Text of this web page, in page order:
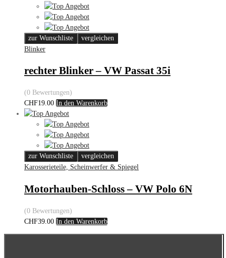
zur Wunschliste
vergleichen
Blinker
rechter Blinker – VW Passat 35i
(0 Bewertungen)
CHF19.00 In den Warenkorb
zur Wunschliste
vergleichen
Karosserieteile, Scheinwerfer & Spiegel
Motorhauben-Schloss – VW Polo 6N
(0 Bewertungen)
CHF39.00 In den Warenkorb